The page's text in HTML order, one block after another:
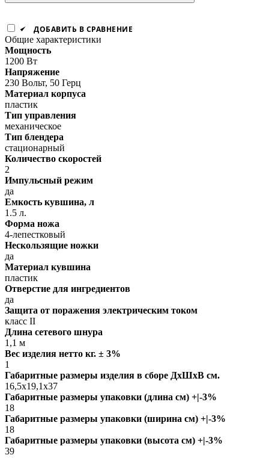
ДОБАВИТЬ В СРАВНЕНИЕ
Общие характеристики
Мощность
1200 Вт
Напряжение
230 Вольт, 50 Герц
Материал корпуса
пластик
Тип управления
механическое
Тип блендера
стационарный
Количество скоростей
2
Импульсный режим
да
Емкость кувшина, л
1.5 л.
Форма ножа
4-лепестковый
Нескользящие ножки
да
Материал кувшина
пластик
Отверстие для ингредиентов
да
Защита от поражения электрическим током
класс II
Длина сетевого шнура
1,1 м
Вес изделия нетто кг. ± 3%
1
Габаритные размеры изделия в сборе ДxШxВ см.
16,5x19,1x37
Габаритные размеры упаковки (длина см) +|-3%
18
Габаритные размеры упаковки (ширина см) +|-3%
18
Габаритные размеры упаковки (высота см) +|-3%
39